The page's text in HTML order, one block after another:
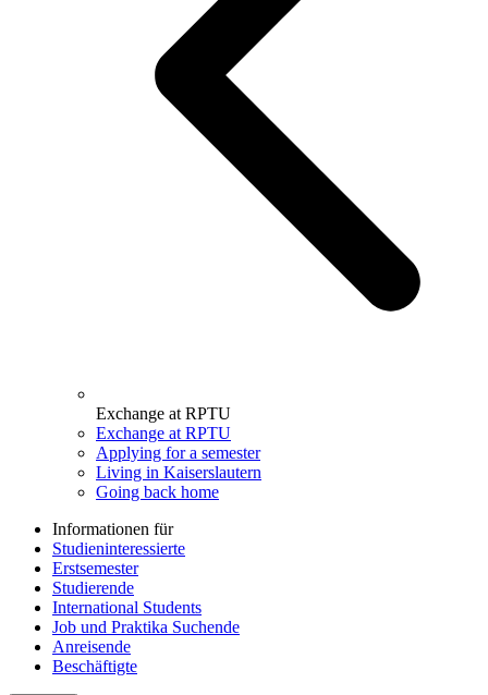
Exchange at RPTU
Exchange at RPTU
Applying for a semester
Living in Kaiserslautern
Going back home
Informationen für
Studieninteressierte
Erstsemester
Studierende
International Students
Job und Praktika Suchende
Anreisende
Beschäftigte